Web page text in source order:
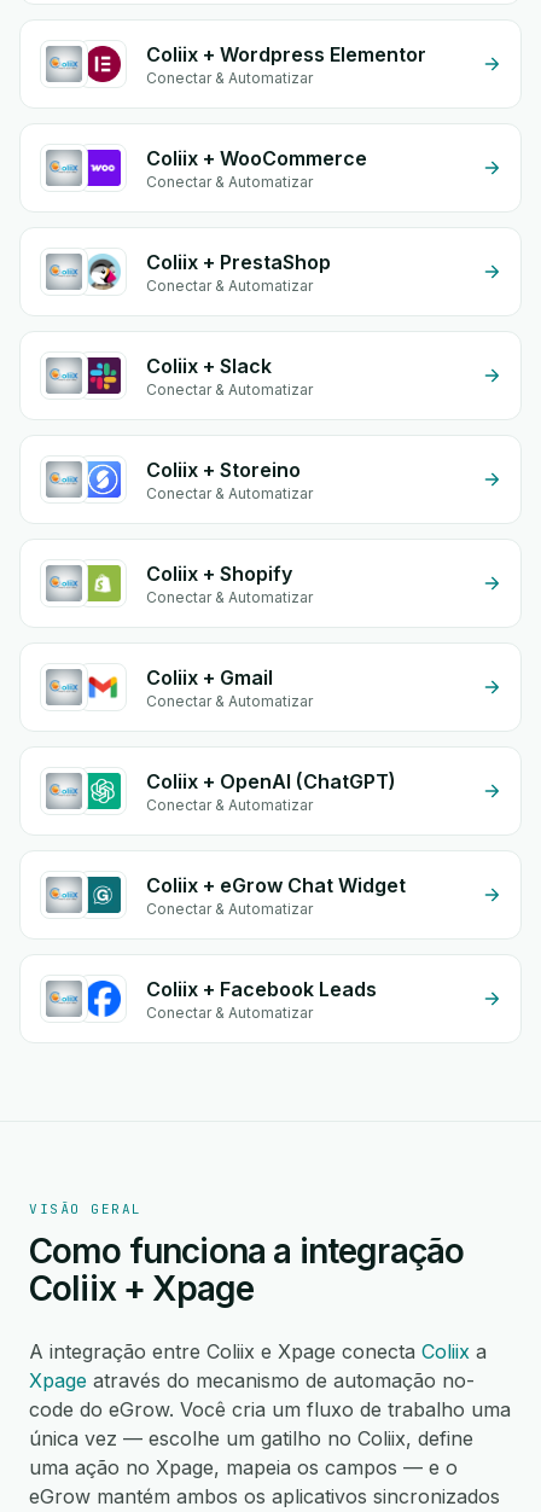
Coliix + Wordpress Elementor
Conectar & Automatizar
Coliix + WooCommerce
Conectar & Automatizar
Coliix + PrestaShop
Conectar & Automatizar
Coliix + Slack
Conectar & Automatizar
Coliix + Storeino
Conectar & Automatizar
Coliix + Shopify
Conectar & Automatizar
Coliix + Gmail
Conectar & Automatizar
Coliix + OpenAI (ChatGPT)
Conectar & Automatizar
Coliix + eGrow Chat Widget
Conectar & Automatizar
Coliix + Facebook Leads
Conectar & Automatizar
VISÃO GERAL
Como funciona a integração
Coliix + Xpage
A integração entre Coliix e Xpage conecta Coliix a
Xpage através do mecanismo de automação no-
code do eGrow. Você cria um fluxo de trabalho uma
única vez — escolhe um gatilho no Coliix, define
uma ação no Xpage, mapeia os campos — e o
eGrow mantém ambos os aplicativos sincronizados